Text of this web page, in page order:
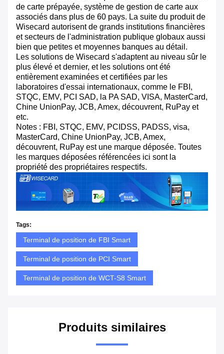
de carte prépayée, système de gestion de carte aux
associés dans plus de 60 pays. La suite du produit de
Wisecard autorisent de grands institutions financières
et secteurs de l'administration publique globaux aussi
bien que petites et moyennes banques au détail.
Les solutions de Wisecard s'adaptent au niveau sûr le
plus élevé et dernier, et les solutions ont été
entièrement examinées et certifiées par les
laboratoires d'essai internationaux, comme le FBI,
STQC, EMV, PCI SAD, la PA SAD, VISA, MasterCard,
Chine UnionPay, JCB, Amex, découvrent, RuPay et
etc.
Notes : FBI, STQC, EMV, PCIDSS, PADSS, visa,
MasterCard, Chine UnionPay, JCB, Amex,
découvrent, RuPay est une marque déposée. Toutes
les marques déposées référencées ici sont la
propriété des propriétaires respectifs.
Tags:
Terminal de position de FBI Smart
Terminal de position de PCI Smart
Terminal de position de WCT-S8 Smart
Produits similaires